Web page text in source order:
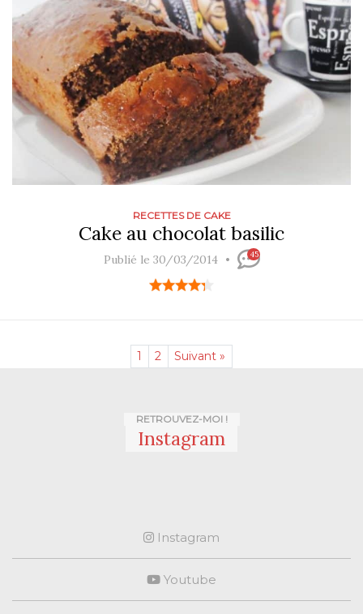
RECETTES DE CAKE
Cake au chocolat basilic
Publié le 30/03/2014 45
1 2 Suivant »
RETROUVEZ-MOI !
Instagram
Instagram
Youtube